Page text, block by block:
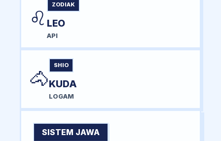
♌
ZODIAK
LEO
API
🐴
SHIO
KUDA
LOGAM
SISTEM JAWA